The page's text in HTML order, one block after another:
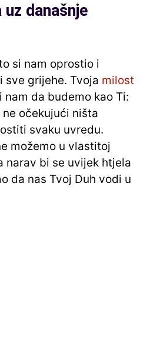
današnje
si nam oprostio i
sve grijehe. Tvoja milost
nam da budemo kao Ti:
očekujući ništa
svaku uvredu.
možemo u vlastitoj
narav bi se uvijek htjela
da nas Tvoj Duh vodi u